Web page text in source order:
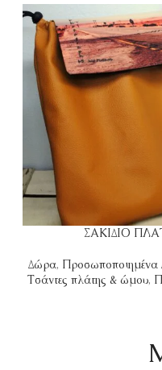
ΣΑΚΙΔΙΟ
Δώρα,
Τσάντες πλάτης & ώμου,